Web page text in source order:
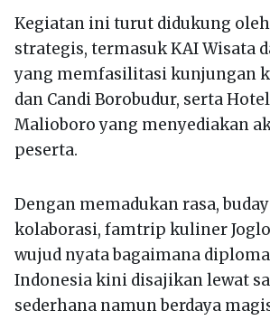
Kegiatan ini turut didukung
strategis, termasuk KAI Wisata
yang memfasilitasi kunjungan
dan Candi Borobudur, serta
Malioboro yang menyediakan
peserta.
Dengan memadukan rasa,
kolaborasi, famtrip kuliner
wujud nyata bagaimana
Indonesia kini disajikan lewat
sederhana namun berdaya